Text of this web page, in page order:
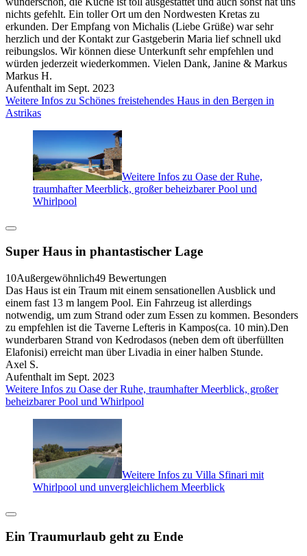
nichts gefehlt. Ein toller Ort um den Nordwesten Kretas zu
erkunden. Der Empfang von Michalis (Liebe Grüße) war sehr
herzlich und der Kontakt zur Gastgeberin Maria lief schnell ukd
reibungslos. Wir können diese Unterkunft sehr empfehlen und
würden jederzeit wiederkommen. Vielen Dank, Janine & Markus
Markus H.
Aufenthalt im Sept. 2023
Weitere Infos zu Schönes freistehendes Haus in den Bergen in
Astrikas
Weitere Infos zu Oase der Ruhe,
traumhafter Meerblick, großer beheizbarer Pool und
Whirlpool
Super Haus in phantastischer Lage
10Außergewöhnlich49 Bewertungen
Das Haus ist ein Traum mit einem sensationellen Ausblick und
einem fast 13 m langem Pool. Ein Fahrzeug ist allerdings
notwendig, um zum Strand oder zum Essen zu kommen. Besonders
zu empfehlen ist die Taverne Lefteris in Kampos(ca. 10 min).Den
wunderbaren Strand von Kedrodasos (neben dem oft überfüllten
Elafonisi) erreicht man über Livadia in einer halben Stunde.
Axel S.
Aufenthalt im Sept. 2023
Weitere Infos zu Oase der Ruhe, traumhafter Meerblick, großer
beheizbarer Pool und Whirlpool
Weitere Infos zu Villa Sfinari mit
Whirlpool und unvergleichlichem Meerblick
Ein Traumurlaub geht zu Ende